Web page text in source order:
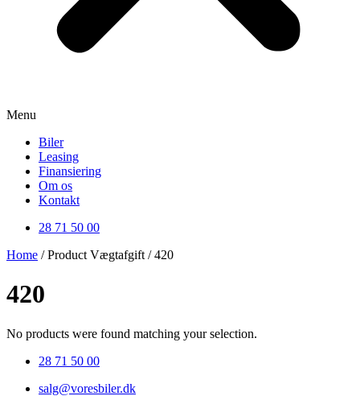
Menu
Biler
Leasing
Finansiering
Om os
Kontakt
28 71 50 00
Home / Product Vægtafgift / 420
420
No products were found matching your selection.
28 71 50 00
salg@voresbiler.dk